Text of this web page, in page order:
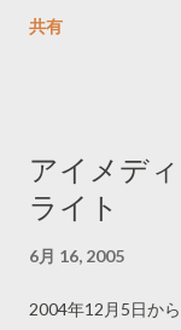
年比160％となっ
dreportco-22/
共有
アイメデ
ライト
6月 16, 2005
2004年12月5日か